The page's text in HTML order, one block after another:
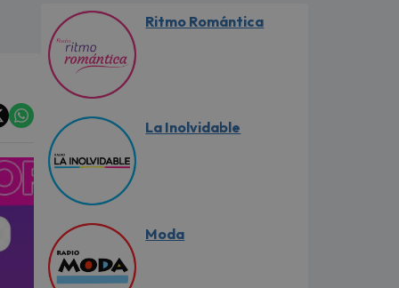
Ritmo Romántica
La Inolvidable
Moda